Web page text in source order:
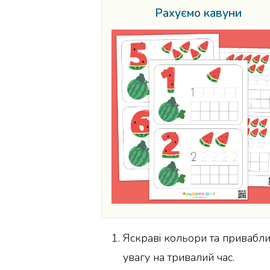
Рахуємо кавуни
Яскраві кольори та
увагу на тривалий час.